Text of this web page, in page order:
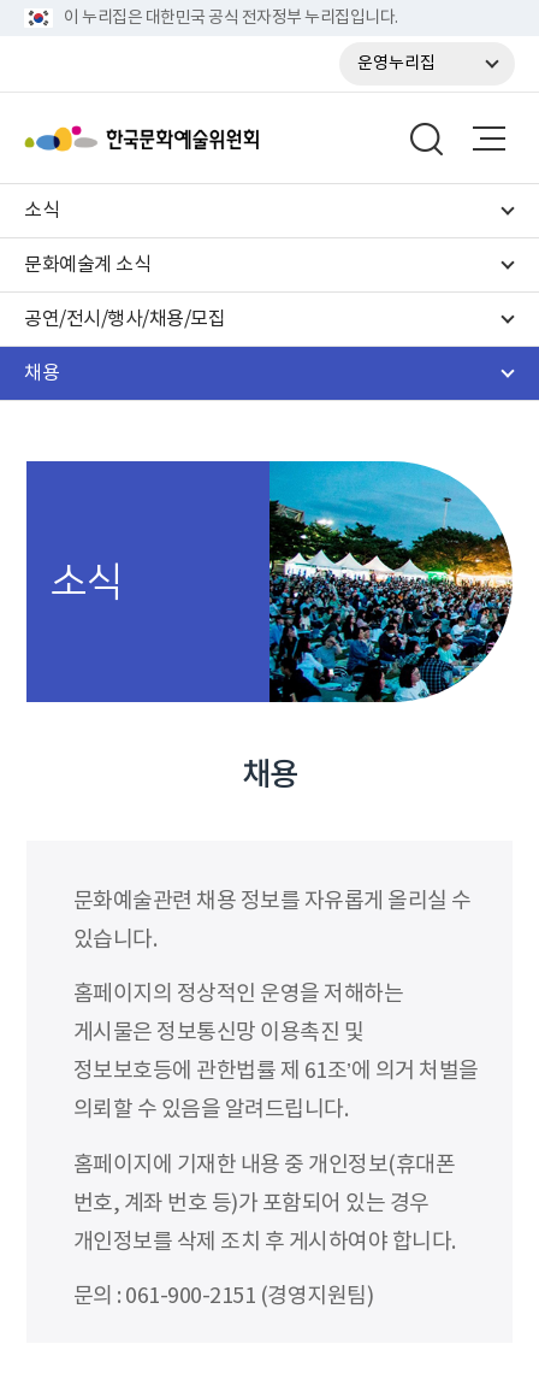
이 누리집은 대한민국 공식 전자정부 누리집입니다.
운영누리집
소식
문화예술계 소식
공연/전시/행사/채용/모집
채용
소식
채용
문화예술관련 채용 정보를 자유롭게 올리실 수
있습니다.
홈페이지의 정상적인 운영을 저해하는
게시물은 정보통신망 이용촉진 및
정보보호등에 관한법률 제 61조’에 의거 처벌을
의뢰할 수 있음을 알려드립니다.
홈페이지에 기재한 내용 중 개인정보(휴대폰
번호, 계좌 번호 등)가 포함되어 있는 경우
개인정보를 삭제 조치 후 게시하여야 합니다.
문의 : 061-900-2151 (경영지원팀)